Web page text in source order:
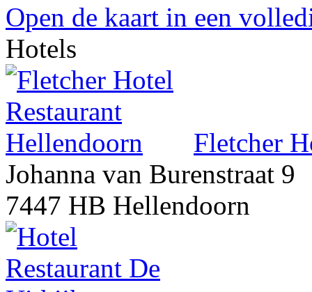
Open de kaart in een
Hotels
Fletcher
Johanna van Burenstraat 9
7447 HB Hellendoorn